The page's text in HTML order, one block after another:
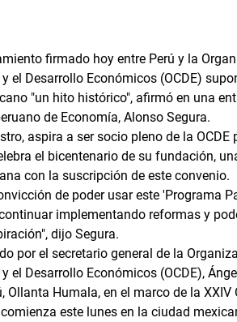
firmado hoy entre Perú y la
el Desarrollo Económicos (OCDE)
"un hito histórico", afirmó en una
de Economía, Alonso Segura.
aspira a ser socio pleno de la OCDE
el bicentenario de su fundación,
con la suscripción de este convenio.
de poder usar este 'Programa
implementando reformas y
dijo Segura.
por el secretario general de la
el Desarrollo Económicos (OCDE),
Ollanta Humala, en el marco de la XXIV
este lunes en la ciudad